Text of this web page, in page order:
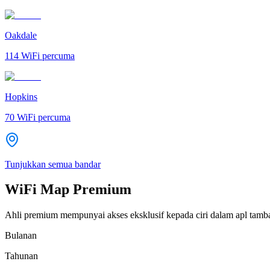
Oakdale
114 WiFi percuma
Hopkins
70 WiFi percuma
Tunjukkan semua bandar
WiFi Map Premium
Ahli premium mempunyai akses eksklusif kepada ciri dalam apl
Bulanan
Tahunan